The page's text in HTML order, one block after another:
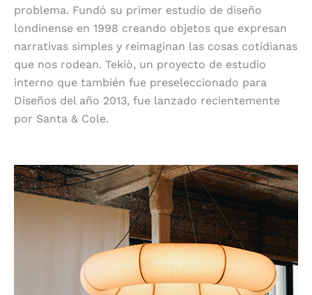
problema. Fundó su primer estudio de diseño
londinense en 1998 creando objetos que expresan
narrativas simples y reimaginan las cosas cotidianas
que nos rodean. Tekiò, un proyecto de estudio
interno que también fue preseleccionado para
Diseños del año 2013, fue lanzado recientemente
por Santa & Cole.